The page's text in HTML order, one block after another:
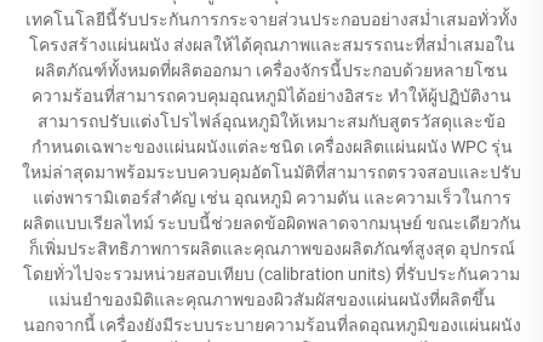
เทคโนโลยีนี้รับประกันการกระจายส่วนประกอบอย่างสม่ำเสมอทั่วทั้ง
โครงสร้างแผ่นผนัง ส่งผลให้ได้คุณภาพและสมรรถนะที่สม่ำเสมอใน
ผลิตภัณฑ์ทั้งหมดที่ผลิตออกมา เครื่องจักรนี้ประกอบด้วยหลายโซน
ความร้อนที่สามารถควบคุมอุณหภูมิได้อย่างอิสระ ทำให้ผู้ปฏิบัติงาน
สามารถปรับแต่งโปรไฟล์อุณหภูมิให้เหมาะสมกับสูตรวัสดุและข้อ
กำหนดเฉพาะของแผ่นผนังแต่ละชนิด เครื่องผลิตแผ่นผนัง WPC รุ่น
ใหม่ล่าสุดมาพร้อมระบบควบคุมอัตโนมัติที่สามารถตรวจสอบและปรับ
แต่งพารามิเตอร์สำคัญ เช่น อุณหภูมิ ความดัน และความเร็วในการ
ผลิตแบบเรียลไทม์ ระบบนี้ช่วยลดข้อผิดพลาดจากมนุษย์ ขณะเดียวกัน
ก็เพิ่มประสิทธิภาพการผลิตและคุณภาพของผลิตภัณฑ์สูงสุด อุปกรณ์
โดยทั่วไปจะรวมหน่วยสอบเทียบ (calibration units) ที่รับประกันความ
แม่นยำของมิติและคุณภาพของผิวสัมผัสของแผ่นผนังที่ผลิตขึ้น
นอกจากนี้ เครื่องยังมีระบบระบายความร้อนที่ลดอุณหภูมิของแผ่นผนัง